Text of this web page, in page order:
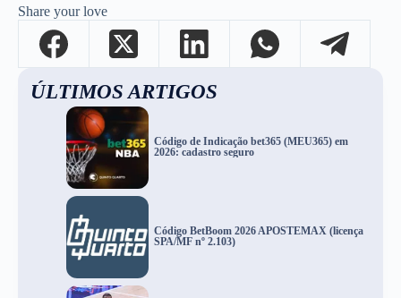
Share your love
ÚLTIMOS ARTIGOS
Código de Indicação bet365 (MEU365) em
2026: cadastro seguro
Código BetBoom 2026 APOSTEMAX (licença
SPA/MF nº 2.103)